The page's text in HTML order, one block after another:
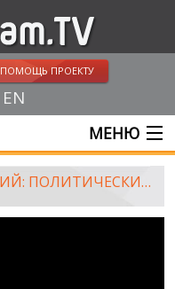
ПОМОЩЬ ПРОЕКТУ
EN
МЕНЮ
А. ПИОНТКОВСКИЙ: ПОЛИТИЧЕСКИЕ ИТОГИ 2015 ГОДА